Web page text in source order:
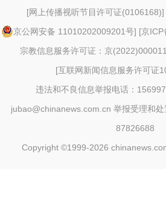
[网上传播视听节目许可证(0106168)]
京公网安备 11010202009201号] [京
宗教信息服务许可证：京
[互联网新闻信息服务许可证
违法和不良信息举报电话：
jubao@chinanews.com.cn 举报受理和
87826688
Copyright ©1999-2026